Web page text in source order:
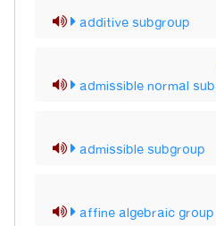
additive subgroup
admissible normal
admissible subgroup
affine algebraic group